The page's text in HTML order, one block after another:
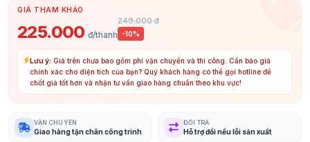
GIÁ THAM KHẢO
225.000 đ/thanh
249.000 đ
-10%
Lưu ý: Giá trên chưa bao gồm phí vận chuyển và thi công. Cần báo giá
chính xác cho diện tích của bạn? Quý khách hàng có thể gọi hotline để
chốt giá tốt hơn và nhận tư vấn giao hàng chuẩn theo khu vực!
VẬN CHUYỂN
Giao hàng tận chân công trình
ĐỔI TRẢ
Hỗ trợ đổi nếu lỗi sản xuất